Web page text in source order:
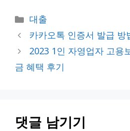
카
테
고
리
대출
카카오톡 인증서 발급 방
2023 1인 자영업자 고용
금 혜택 후기
댓글 남기기